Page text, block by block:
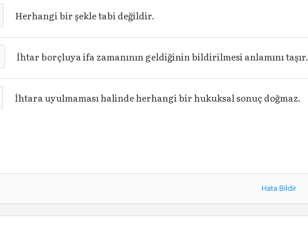
Herhangi bir şekle tabi değildir.
İhtar borçluya ifa zamanının geldiğinin bildirilmesi anlamını taşır.
İhtara uyulmaması halinde herhangi bir hukuksal sonuç doğmaz.
Hata Bildir